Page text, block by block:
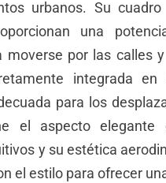
urbanos. Su
una
moverse por las calles
integrada
para los
el aspecto
y su estética
el estilo para ofrecer